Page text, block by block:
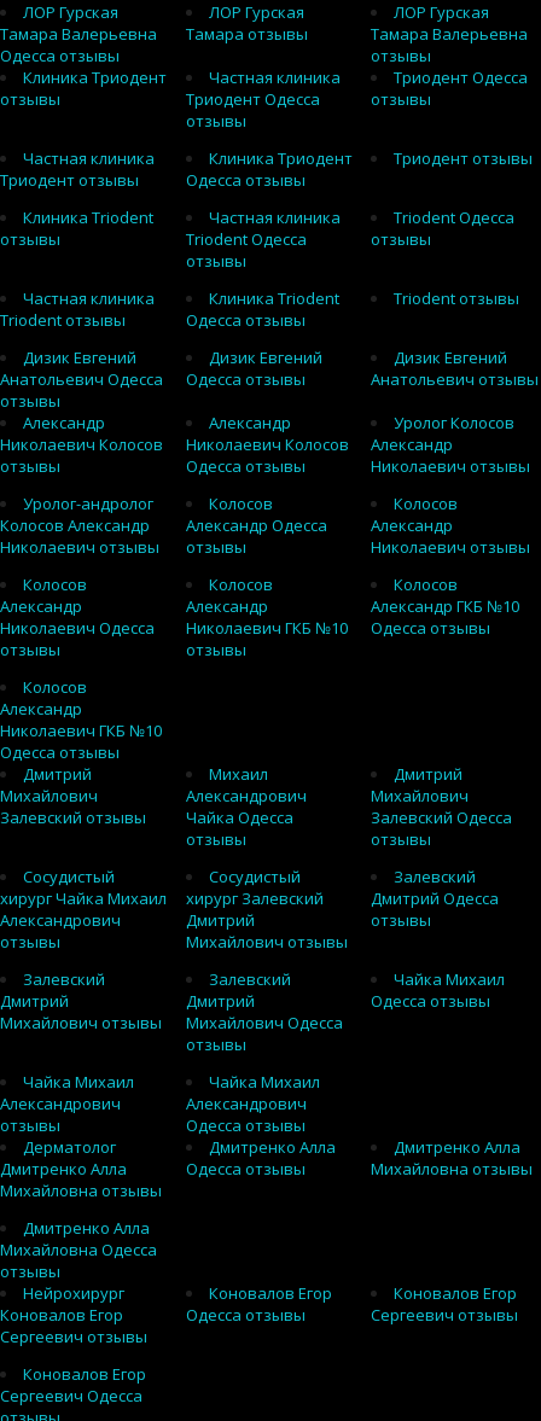
ЛОР Гурская
Тамара Валерьевна
Одесса отзывы
ЛОР Гурская
Тамара отзывы
ЛОР Гурская
Тамара Валерьевна
отзывы
Клиника Триодент
отзывы
Частная клиника
Триодент Одесса
отзывы
Триодент Одесса
отзывы
Частная клиника
Триодент отзывы
Клиника Триодент
Одесса отзывы
Триодент отзывы
Клиника Triodent
отзывы
Частная клиника
Triodent Одесса
отзывы
Triodent Одесса
отзывы
Частная клиника
Triodent отзывы
Клиника Triodent
Одесса отзывы
Triodent отзывы
Дизик Евгений
Анатольевич Одесса
отзывы
Дизик Евгений
Одесса отзывы
Дизик Евгений
Анатольевич отзывы
Александр
Николаевич Колосов
отзывы
Александр
Николаевич Колосов
Одесса отзывы
Уролог Колосов
Александр
Николаевич отзывы
Уролог-андролог
Колосов Александр
Николаевич отзывы
Колосов
Александр Одесса
отзывы
Колосов
Александр
Николаевич отзывы
Колосов
Александр
Николаевич Одесса
отзывы
Колосов
Александр
Николаевич ГКБ №10
отзывы
Колосов
Александр ГКБ №10
Одесса отзывы
Колосов
Александр
Николаевич ГКБ №10
Одесса отзывы
Дмитрий
Михайлович
Залевский отзывы
Михаил
Александрович
Чайка Одесса
отзывы
Дмитрий
Михайлович
Залевский Одесса
отзывы
Сосудистый
хирург Чайка Михаил
Александрович
отзывы
Сосудистый
хирург Залевский
Дмитрий
Михайлович отзывы
Залевский
Дмитрий Одесса
отзывы
Залевский
Дмитрий
Михайлович отзывы
Залевский
Дмитрий
Михайлович Одесса
отзывы
Чайка Михаил
Одесса отзывы
Чайка Михаил
Александрович
отзывы
Чайка Михаил
Александрович
Одесса отзывы
Дерматолог
Дмитренко Алла
Михайловна отзывы
Дмитренко Алла
Одесса отзывы
Дмитренко Алла
Михайловна отзывы
Дмитренко Алла
Михайловна Одесса
отзывы
Нейрохирург
Коновалов Егор
Сергеевич отзывы
Коновалов Егор
Одесса отзывы
Коновалов Егор
Сергеевич отзывы
Коновалов Егор
Сергеевич Одесса